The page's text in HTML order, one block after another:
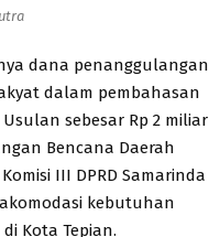
dana penanggulangan
dalam pembahasan
sebesar Rp 2 miliar
Bencana Daerah
III DPRD Samarinda
kebutuhan
Kota Tepian.